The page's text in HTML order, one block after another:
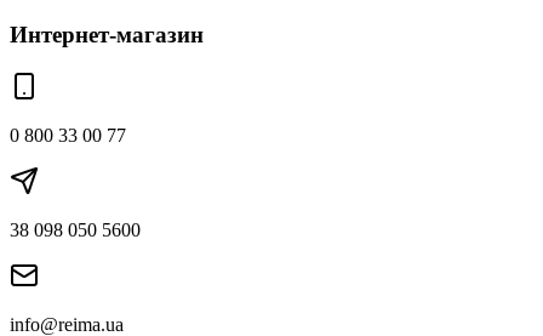
Интернет-магазин
0 800 33 00 77
38 098 050 5600
info@reima.ua